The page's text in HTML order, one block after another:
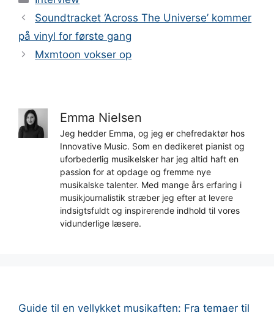
Soundtracket ‘Across The Universe’ kommer
på vinyl for første gang
Mxmtoon vokser op
Emma Nielsen
Jeg hedder Emma, og jeg er chefredaktør hos
Innovative Music. Som en dedikeret pianist og
uforbederlig musikelsker har jeg altid haft en
passion for at opdage og fremme nye
musikalske talenter. Med mange års erfaring i
musikjournalistik stræber jeg efter at levere
indsigtsfuldt og inspirerende indhold til vores
vidunderlige læsere.
Guide til en vellykket musikaften: Fra temaer til